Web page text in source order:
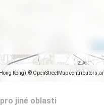
Kong), © OpenStreetMap contributors,
jiné oblasti